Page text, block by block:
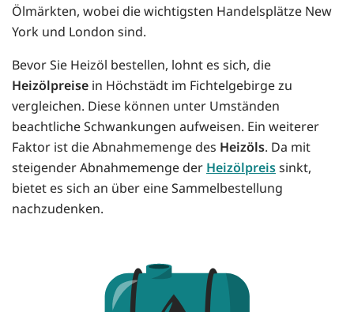
Ölmärkten, wobei die wichtigsten Handelsplätze New
York und London sind.
Bevor Sie Heizöl bestellen, lohnt es sich, die
Heizölpreise in Höchstädt im Fichtelgebirge zu
vergleichen. Diese können unter Umständen
beachtliche Schwankungen aufweisen. Ein weiterer
Faktor ist die Abnahmemenge des Heizöls. Da mit
steigender Abnahmemenge der Heizölpreissinkt,
bietet es sich an über eine Sammelbestellung
nachzudenken.